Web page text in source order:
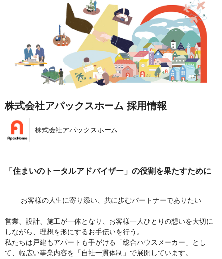
株式会社アパックスホーム 採用情報
株式会社アパックスホーム
「住まいのトータルアドバイザー」の役割を果たすために
―― お客様の人生に寄り添い、共に歩むパートナーでありたい ――
営業、設計、施工が一体となり、お客様一人ひとりの想いを大切に
しながら、理想を形にするお手伝いを行う。
私たちは戸建もアパートも手がける「総合ハウスメーカー」とし
て、幅広い事業内容を「自社一貫体制」で展開しています。